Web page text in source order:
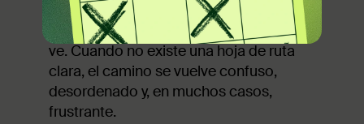
Pero, esa libertad también tiene un lado
menos atractivo y que pocas veces se
ve. Cuando no existe una hoja de ruta
clara, el camino se vuelve confuso,
desordenado y, en muchos casos,
frustrante.